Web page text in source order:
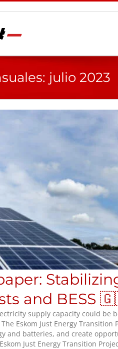
julio 2023
and BESS
supply capacity could
Eskom Just Energy
and batteries, and create
Just Energy Transition